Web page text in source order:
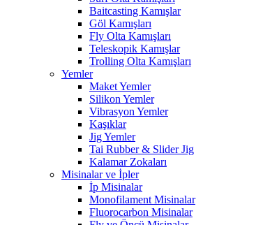
Baitcasting Kamışlar
Göl Kamışları
Fly Olta Kamışları
Teleskopik Kamışlar
Trolling Olta Kamışları
Yemler
Maket Yemler
Silikon Yemler
Vibrasyon Yemler
Kaşıklar
Jig Yemler
Tai Rubber & Slider Jig
Kalamar Zokaları
Misinalar ve İpler
İp Misinalar
Monofilament Misinalar
Fluorocarbon Misinalar